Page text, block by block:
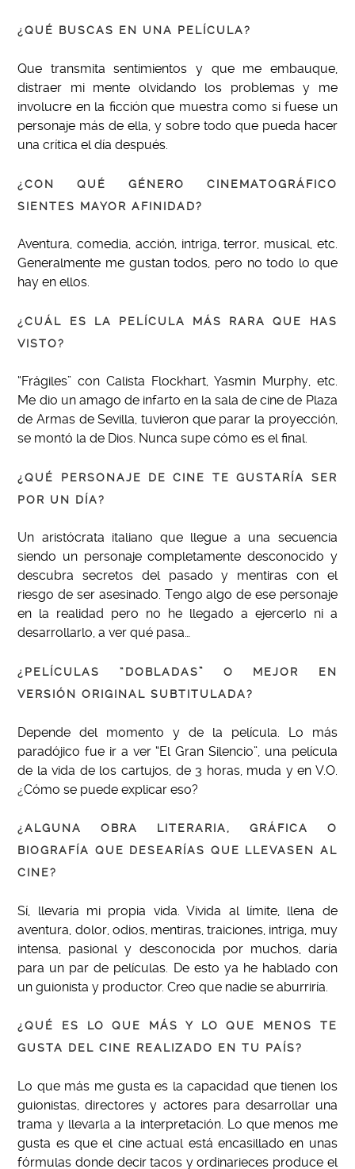
¿QUÉ BUSCAS EN UNA PELÍCULA?
Que transmita sentimientos y que me embauque,
distraer mi mente olvidando los problemas y me
involucre en la ficción que muestra como si fuese un
personaje más de ella, y sobre todo que pueda hacer
una crítica el día después.
¿CON QUÉ GÉNERO CINEMATOGRÁFICO
SIENTES MAYOR AFINIDAD?
Aventura, comedia, acción, intriga, terror, musical, etc.
Generalmente me gustan todos, pero no todo lo que
hay en ellos.
¿CUÁL ES LA PELÍCULA MÁS RARA QUE HAS
VISTO?
“Frágiles” con Calista Flockhart, Yasmin Murphy, etc.
Me dio un amago de infarto en la sala de cine de Plaza
de Armas de Sevilla, tuvieron que parar la proyección,
se montó la de Dios. Nunca supe cómo es el final.
¿QUÉ PERSONAJE DE CINE TE GUSTARÍA SER
POR UN DÍA?
Un aristócrata italiano que llegue a una secuencia
siendo un personaje completamente desconocido y
descubra secretos del pasado y mentiras con el
riesgo de ser asesinado. Tengo algo de ese personaje
en la realidad pero no he llegado a ejercerlo ni a
desarrollarlo, a ver qué pasa…
¿PELÍCULAS “DOBLADAS” O MEJOR EN
VERSIÓN ORIGINAL SUBTITULADA?
Depende del momento y de la película. Lo más
paradójico fue ir a ver “El Gran Silencio”, una película
de la vida de los cartujos, de 3 horas, muda y en V.O.
¿Cómo se puede explicar eso?
¿ALGUNA OBRA LITERARIA, GRÁFICA O
BIOGRAFÍA QUE DESEARÍAS QUE LLEVASEN AL
CINE?
Sí, llevaría mi propia vida. Vivida al límite, llena de
aventura, dolor, odios, mentiras, traiciones, intriga, muy
intensa, pasional y desconocida por muchos, daría
para un par de películas. De esto ya he hablado con
un guionista y productor. Creo que nadie se aburriría.
¿QUÉ ES LO QUE MÁS Y LO QUE MENOS TE
GUSTA DEL CINE REALIZADO EN TU PAÍS?
Lo que más me gusta es la capacidad que tienen los
guionistas, directores y actores para desarrollar una
trama y llevarla a la interpretación. Lo que menos me
gusta es que el cine actual está encasillado en unas
fórmulas donde decir tacos y ordinarieces produce el